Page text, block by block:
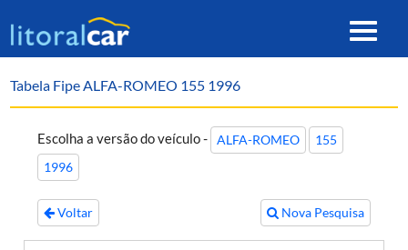
Toggle
Tabela Fipe ALFA-ROMEO 155 1996
Escolha a versão do veículo - ALFA-ROMEO
155
1996
Voltar Nova Pesquisa